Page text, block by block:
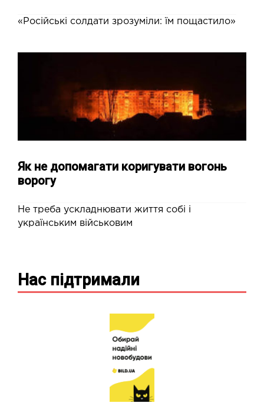
«Російські солдати зрозуміли: їм пощастило»
Як не допомагати коригувати вогонь
ворогу
Не треба ускладнювати життя собі і
українським військовим
Нас підтримали